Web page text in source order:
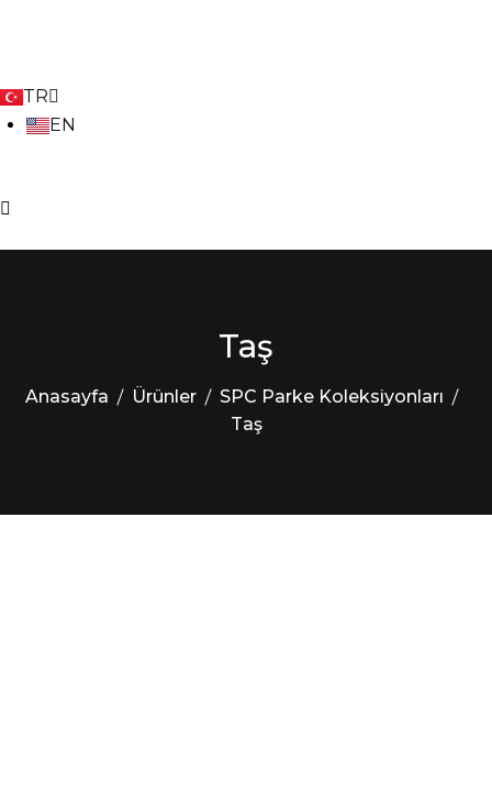
TR
EN
Taş
Anasayfa Ürünler
SPC Parke Koleksiyonları
Taş